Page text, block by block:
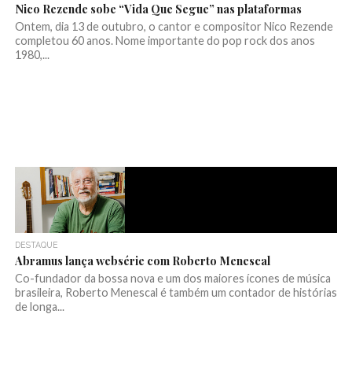
Nico Rezende sobe “Vida Que Segue” nas plataformas
Ontem, dia 13 de outubro, o cantor e compositor Nico Rezende
completou 60 anos. Nome importante do pop rock dos anos
1980,...
DESTAQUE
Abramus lança websérie com Roberto Menescal
Co-fundador da bossa nova e um dos maiores ícones de música
brasileira, Roberto Menescal é também um contador de histórias
de longa...